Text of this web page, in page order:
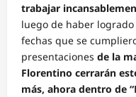
trabajar
luego de haber
fechas que se
presentaciones de la
Florentino cerrarán
más, ahora dentro de